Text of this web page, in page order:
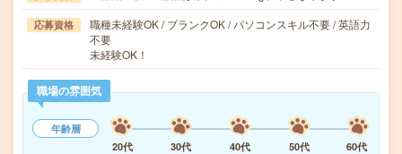
応募資格
職種未経験OK / ブランクOK / パソコンスキル不要 / 英語力
不要
未経験OK！
職場の雰囲気
年齢層
20代
30代 40代 50代
60代